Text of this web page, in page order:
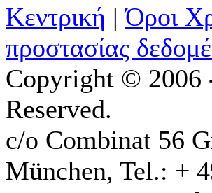
Κεντρική |Όροι
προστασίας
Copyright © 2006
Reserved.
c/o Combinat 56
München, Tel.: +